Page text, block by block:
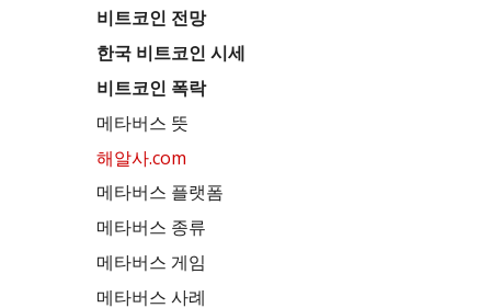
비트코인 전망
한국 비트코인 시세
비트코인 폭락
메타버스 뜻
해알사.com
메타버스 플랫폼
메타버스 종류
메타버스 게임
메타버스 사례